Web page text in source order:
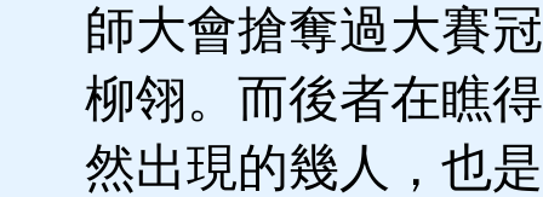
師大會搶奪過大賽
柳翎。而後者在瞧
然出現的幾人，也